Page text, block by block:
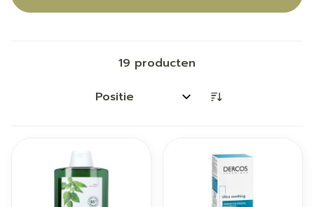
19 producten
Sorteer op: